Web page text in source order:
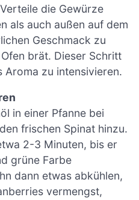
die Gewürze
als auch außen auf dem
Geschmack zu
brät. Dieser Schritt
Aroma zu intensivieren.
in einer Pfanne bei
frischen Spinat hinzu.
2-3 Minuten, bis er
grüne Farbe
dann etwas abkühlen,
vermengst,